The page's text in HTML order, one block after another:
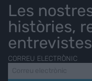
Les
històries,
CORREU ELECTRÒNIC